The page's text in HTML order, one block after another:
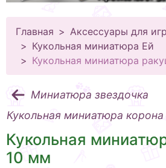
Главная
Аксессуары для
Кукольная миниатюра Ей
Кукольная миниатюра
Миниатюра звездочка
Кукольная миниатюра
Кукольная
10 мм